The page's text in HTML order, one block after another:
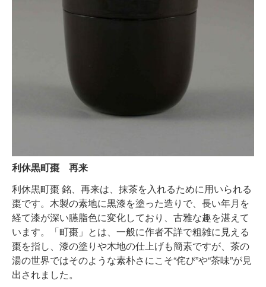
利休黒町棗 再来
利休黒町棗 銘、再来は、抹茶を入れるために用いられる
棗です。木製の素地に黒漆を塗った造りで、長い年月を
経て漆が深い臙脂色に変化しており、古雅な趣を湛えて
います。「町棗」とは、一般に作者不詳で粗雑に見える
棗を指し、漆の塗りや木地の仕上げも簡素ですが、茶の
湯の世界ではそのような素朴さにこそ“侘び”や“茶味”が見
出されました。